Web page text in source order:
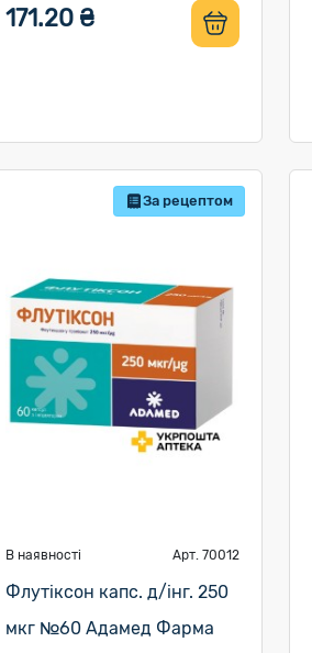
171.20 ₴
За рецептом
В наявності Арт. 70012
Флутіксон капс. д/інг. 250
мкг №60 Адамед Фарма